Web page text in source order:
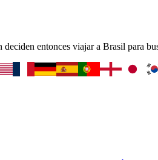
entonces viajar a Brasil para